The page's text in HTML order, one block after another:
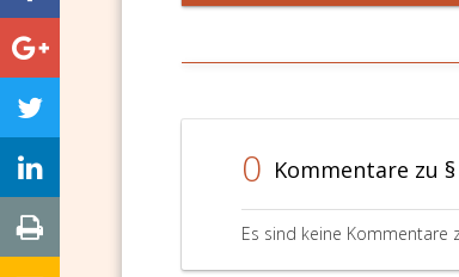
0 Kommentare zu
Es sind keine Kommentare